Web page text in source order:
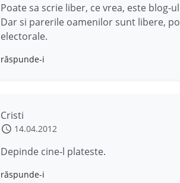
Poate sa scrie liber, ce vrea, este blog-
Dar si parerile oamenilor sunt libere,
electorale.
răspunde-i
Cristi
14.04.2012
Depinde cine-l plateste.
răspunde-i